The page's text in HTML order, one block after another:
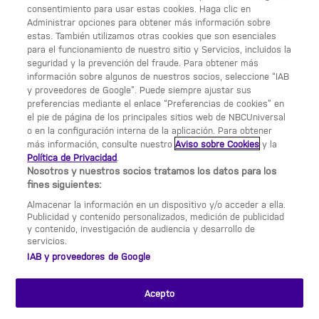
Condiciones generales de uso
Opciones de anuncios
Política de privacidad
UNA DIVISIÓN DE NBCUNIVERSAL
NBCUNIVERSAL
Contáctanos por email:
contact.Calle13@nbcuni.com
NBC Universal Global Networks España S.L.U.
Edificio Torre Europa. Paseo de la Castellana, 95.
Planta 10 28046 Madrid B-82227893
Calle 13 está sujeto a la jurisdicción española y
regulado por la Comisión Nacional de los Mercados
y la Competencia (CNMC)
consentimiento para usar estas cookies. Haga clic en
Administrar opciones para obtener más información sobre
estas. También utilizamos otras cookies que son esenciales
para el funcionamiento de nuestro sitio y Servicios, incluidos la
seguridad y la prevención del fraude. Para obtener más
información sobre algunos de nuestros socios, seleccione “IAB
y proveedores de Google”. Puede siempre ajustar sus
preferencias mediante el enlace “Preferencias de cookies” en
el pie de página de los principales sitios web de NBCUniversal
o en la configuración interna de la aplicación. Para obtener
más información, consulte nuestroAviso sobre Cookies y la
Política de Privacidad
Nosotros y nuestros socios tratamos los datos para los
fines siguientes:
Almacenar la información en un dispositivo y/o acceder a ella.
Publicidad y contenido personalizados, medición de publicidad
y contenido, investigación de audiencia y desarrollo de
servicios.
IAB y proveedores de Google
Acepto